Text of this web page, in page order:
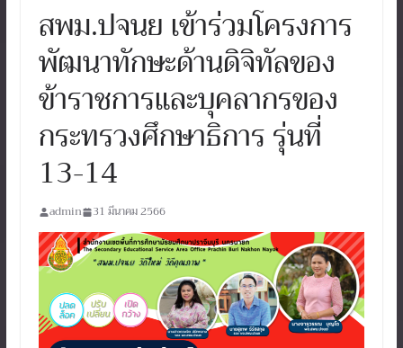
สพม.ปจนย เข้าร่วมโครงการ
พัฒนาทักษะด้านดิจิทัลของ
ข้าราชการและบุคลากรของ
กระทรวงศึกษาธิการ รุ่นที่
13-14
admin 31 มีนาคม 2566